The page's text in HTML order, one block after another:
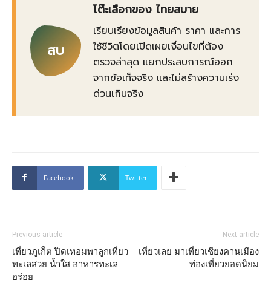
สบ
โต๊ะเลือกของ ไทยสบาย
เรียบเรียงข้อมูลสินค้า ราคา และการ
ใช้ชีวิตโดยเปิดเผยเงื่อนไขที่ต้อง
ตรวจล่าสุด แยกประสบการณ์ออก
จากข้อเท็จจริง และไม่สร้างความเร่ง
ด่วนเกินจริง
Facebook Twitter
Previous article
เที่ยวภูเก็ต ปิดเทอมพาลูกเที่ยว
ทะเลสวย น้ำใส อาหารทะเล
อร่อย
Next article
เที่ยวเลย มาเที่ยวเชียงคานเมือง
ท่องเที่ยวยอดนิยม